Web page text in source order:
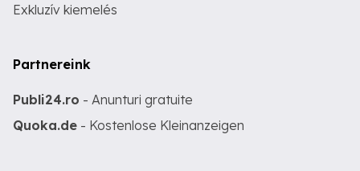
Exkluzív kiemelés
Partnereink
Publi24.ro - Anunturi gratuite
Quoka.de - Kostenlose Kleinanzeigen